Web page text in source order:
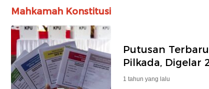
Mahkamah Konstitusi
Putusan
Pilkada, Digelar
1 tahun yang lalu